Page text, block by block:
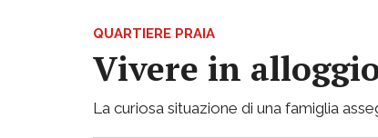
QUARTIERE PRAIA
Vivere in
La curiosa situazione di una famiglia